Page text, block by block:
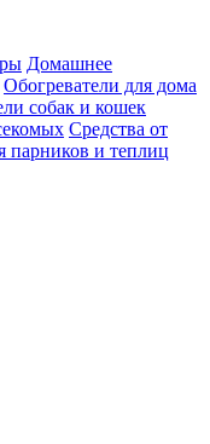
Домашнее
Обогреватели для дома
собак и кошек
Cредства от
парников и теплиц